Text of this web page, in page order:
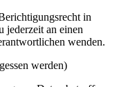
in
jederzeit an einen
wenden.
werden)